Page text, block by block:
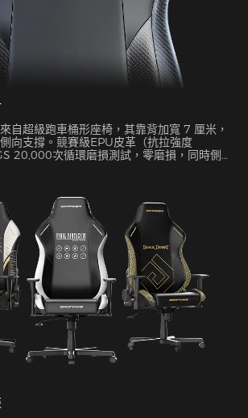
自超級跑車桶形座椅，其靠背加寬 7 厘米，
向支撐。競賽級EPU皮革（抗拉強度
20,000次循環磨損測試，零磨損，同時側面